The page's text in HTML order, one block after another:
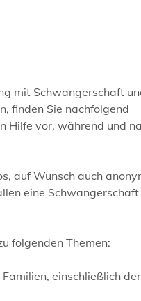
mit Schwangerschaft
finden Sie nachfolgend
Hilfe vor, während und
auf Wunsch auch
eine Schwangerschaft
folgenden Themen:
einschließlich der